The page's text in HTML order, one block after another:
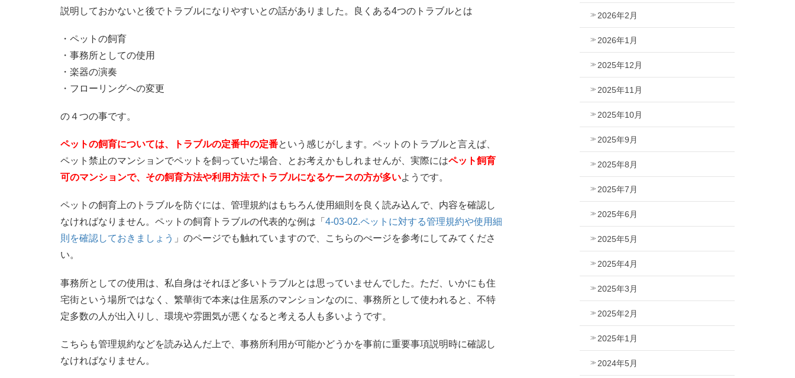
説明しておかないと後でトラブルになりやすいとの話がありました。良くある4つのトラブルとは
・ペットの飼育
・事務所としての使用
・楽器の演奏
・フローリングへの変更
の４つの事です。
ペットの飼育については、トラブルの定番中の定番という感じがします。ペットのトラブルと言えば、
ペット禁止のマンションでペットを飼っていた場合、とお考えかもしれませんが、実際にはペット飼育
可のマンションで、その飼育方法や利用方法でトラブルになるケースの方が多いようです。
ペットの飼育上のトラブルを防ぐには、管理規約はもちろん使用細則を良く読み込んで、内容を確認し
なければなりません。ペットの飼育トラブルの代表的な例は「 4-03-02.ペットに対する管理規約や使用細
則を確認しておきましょう 」のページでも触れていますので、こちらのぺージを参考にしてみてくださ
い。
事務所としての使用は、私自身はそれほど多いトラブルとは思っていませんでした。ただ、いかにも住
宅街という場所ではなく、繁華街で本来は住居系のマンションなのに、事務所として使われると、不特
定多数の人が出入りし、環境や雰囲気が悪くなると考える人も多いようです。
こちらも管理規約などを読み込んだ上で、事務所利用が可能かどうかを事前に重要事項説明時に確認し
なければなりません。
2026年2月
2026年1月
2025年12月
2025年11月
2025年10月
2025年9月
2025年8月
2025年7月
2025年6月
2025年5月
2025年4月
2025年3月
2025年2月
2025年1月
2024年5月